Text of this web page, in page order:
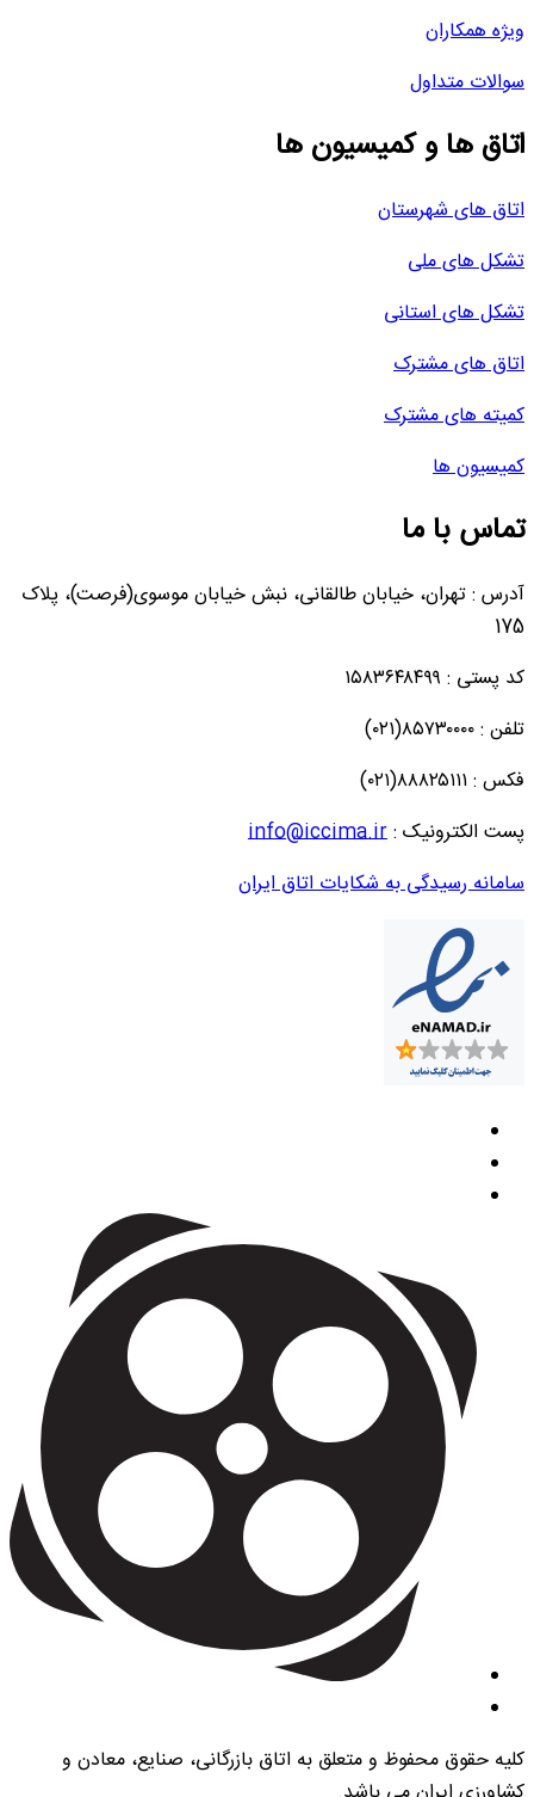
ویژه همکاران
سوالات متداول
اتاق ها و کمیسیون ها
اتاق های شهرستان
تشکل های ملی
تشکل های استانی
اتاق های مشترک
کمیته های مشترک
کمیسیون ها
تماس با ما
آدرس : تهران، خیابان طالقانی، نبش خیابان موسوی(فرصت)، پلاک
175
کد پستی : ۱۵۸۳۶۴۸۴۹۹
تلفن : ۸۵۷۳۰۰۰۰(۰۲۱)
فکس : ۸۸۸۲۵۱۱۱(۰۲۱)
پست الکترونیک :info@iccima.ir
سامانه رسیدگی به شکایات اتاق ایران
کلیه حقوق محفوظ و متعلق به اتاق بازرگانی، صنایع، معادن و